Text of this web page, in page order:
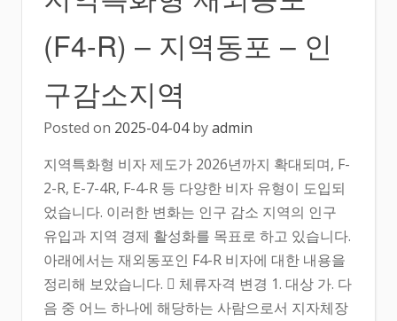
(F4-R) – 지역동포 – 인
구감소지역
Posted on 2025-04-04byadmin
지역특화형 비자 제도가 2026년까지 확대되며, F-
2-R, E-7-4R, F-4-R 등 다양한 비자 유형이 도입되
었습니다. 이러한 변화는 인구 감소 지역의 인구
유입과 지역 경제 활성화를 목표로 하고 있습니다.
아래에서는 재외동포인 F4-R 비자에 대한 내용을
정리해 보았습니다.  체류자격 변경 1. 대상 가. 다
음 중 어느 하나에 해당하는 사람으로서 지자체장